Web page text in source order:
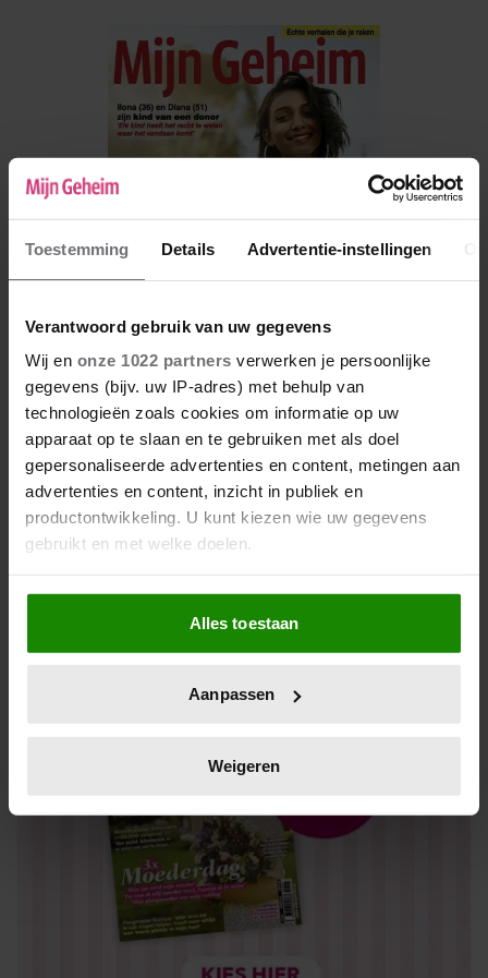
Toestemming Details Advertentie-instellingen
Verantwoord gebruik van uw gegevens
Wij en onze 1022 partners verwerken je persoonlijke
gegevens (bijv. uw IP-adres) met behulp van
technologieën zoals cookies om informatie op uw
apparaat op te slaan en te gebruiken met als doel
gepersonaliseerde advertenties en content, metingen aan
advertenties en content, inzicht in publiek en
productontwikkeling. U kunt kiezen wie uw gegevens
gebruikt en met welke doelen.
Als u het toestaat, willen we ook graag:
Informatie verzamelen over uw geografische locatie,
die tot een paar meter nauwkeurig kan zijn
op specifieke eigenschappen (fingerprinting)
verwerkt en stel uw voorkeuren in het
intrekken in de Cookieverklaring.
We gebruiken cookies om content en advertenties te
personaliseren, om functies voor social media te bieden
en om ons websiteverkeer te analyseren. Ook delen we
informatie over uw gebruik van onze site met onze
partners voor social media, adverteren en analyse. Deze
Alles toestaan
Aanpassen
Weigeren
De nieuwe Mijn Geheim ligt nu in de winkel
Abonneren
Digitaal lezen
Los kopen